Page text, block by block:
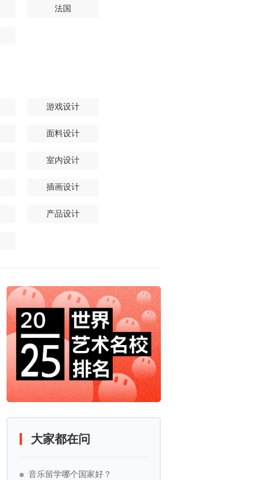
法国
游戏设计
面料设计
室内设计
插画设计
产品设计
大家都在问
音乐留学哪个国家好？